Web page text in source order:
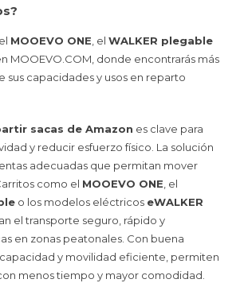
MOOEVO ONE , el WALKER plegable
MOOEVO.COM, donde encontrarás más
sus capacidades y usos en reparto
sacas de Amazon es clave para
y reducir esfuerzo físico. La solución
adecuadas que permitan mover
como el MOOEVO ONE , el
o los modelos eléctricos eWALKER
el transporte seguro, rápido y
en zonas peatonales. Con buena
y movilidad eficiente, permiten
menos tiempo y mayor comodidad.